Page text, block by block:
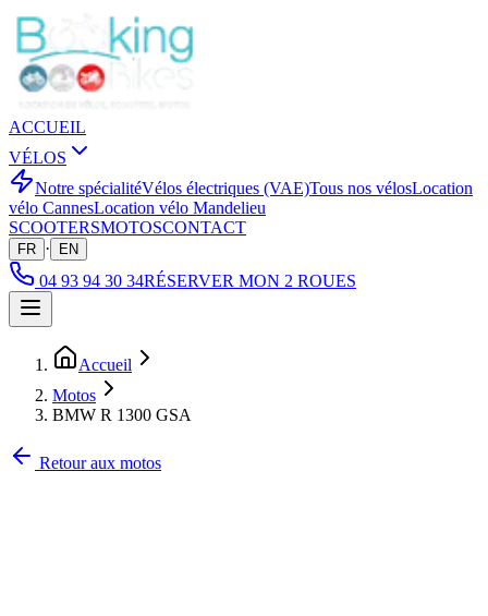
ACCUEIL
VÉLOS
Notre spécialitéVélos électriques (VAE)Tous nos vélosLocation
vélo CannesLocation vélo Mandelieu
SCOOTERSMOTOSCONTACT
FR · EN
04 93 94 30 34RÉSERVER MON 2 ROUES
Accueil
Motos
BMW R 1300 GSA
Retour aux motos